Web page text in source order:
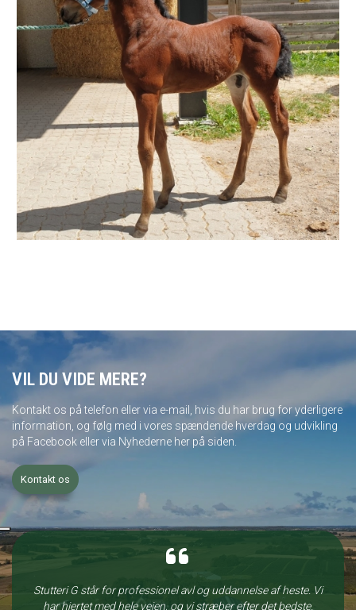
VIL DU VIDE MERE?
Kontakt os på telefon eller via e-mail, hvis du har brug for yderligere
information, og følg med i vores spændende hverdag og udvikling
på Facebook eller via Nyhederne her på siden.
Kontakt os
Stutteri G står for professionel avl og uddannelse af heste. Vi
har hjertet med hele vejen, og vi stræber efter det bedste.